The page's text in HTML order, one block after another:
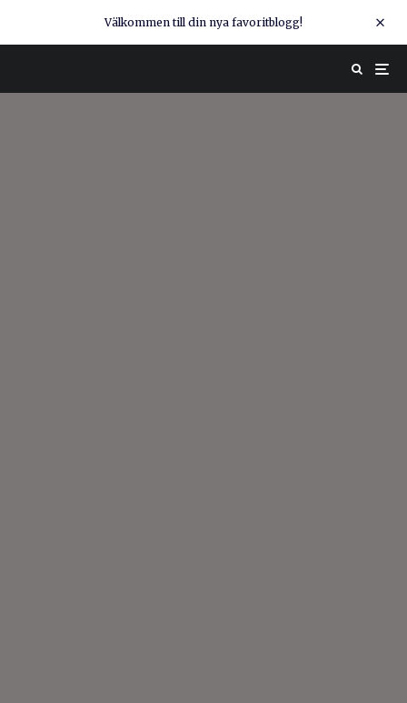
Välkommen till din nya favoritblogg!